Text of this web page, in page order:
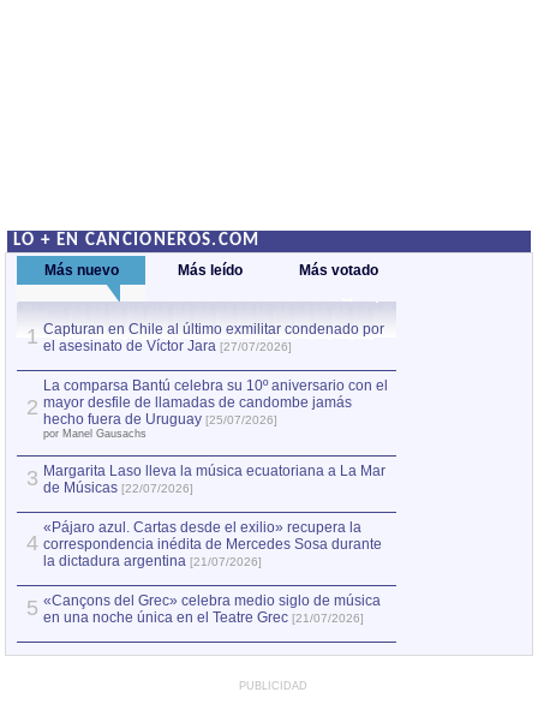
LO + EN CANCIONEROS.COM
Más nuevo Más leído Más votado
1 Capturan en Chile al último exmilitar condenado por
el asesinato de Víctor Jara [27/07/2026]
2
La comparsa Bantú celebra su 10º aniversario con el
mayor desfile de llamadas de candombe jamás
hecho fuera de Uruguay [25/07/2026]
por Manel Gausachs
3 Margarita Laso lleva la música ecuatoriana a La Mar
de Músicas [22/07/2026]
4
«Pájaro azul. Cartas desde el exilio» recupera la
correspondencia inédita de Mercedes Sosa durante
la dictadura argentina [21/07/2026]
5 «Cançons del Grec» celebra medio siglo de música
en una noche única en el Teatre Grec [21/07/2026]
PUBLICIDAD